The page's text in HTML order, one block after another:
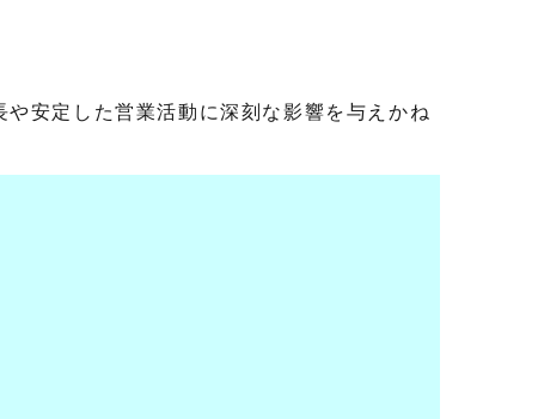
安定した営業活動に深刻な影響を与えかね